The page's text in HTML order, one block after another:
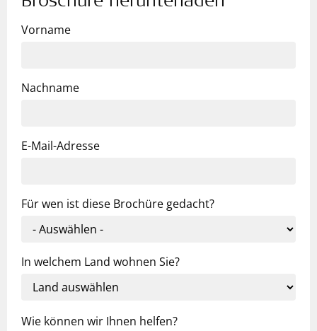
Vorname
Nachname
E-Mail-Adresse
Für wen ist diese Brochüre gedacht?
In welchem Land wohnen Sie?
Wie können wir Ihnen helfen?